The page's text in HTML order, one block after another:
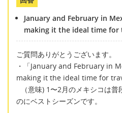
January and February in
making it the ideal time for
ご質問ありがとうございます。
・「January and February in
making it the ideal time for
（意味) 1〜2月のメキシコは普
のにベストシーズンです。